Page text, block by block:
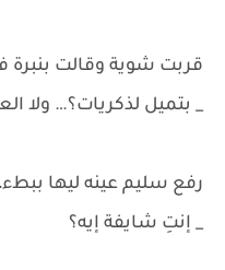
قربت شوية وقالت بنبرة
_ بتميل لذكريات؟… ولا
رفع سليم عينه ليها
_ إنتِ شايفة إيه؟